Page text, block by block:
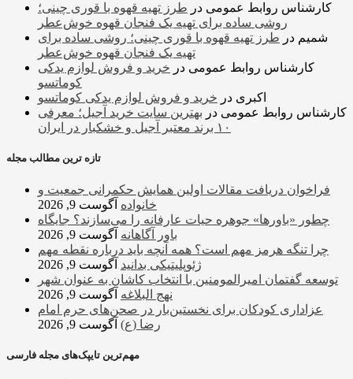
کارشناس روابط عمومی در طرز تهیه قهوه با قوری چینی؛
روشی ساده برای تهیه یک فنجان قهوه خوش‌عطر
شمیم در طرز تهیه قهوه با قوری چینی؛ روشی ساده برای
تهیه یک فنجان قهوه خوش‌عطر
کارشناس روابط عمومی در خرید و فروش لوازم یدکی
کوماتسو
اکبری در خرید و فروش لوازم یدکی کوماتسو
کارشناس روابط عمومی در بهترین سایت خرید آجیل؛ معرفی
۱۰ برند معتبر آجیل و خشکبار در ایران
تازه ترین مطالب مجله
فراخوان دریافت مقالات اولین همایش حکمرانی جمعیت و
خانواده آگوست 9, 2026
چطور «باورها» جوهره حیات عارفانه را می‌سازند؟ جایگاه
باور آگاهانه آگوست 9, 2026
چرا تنگه هرمز مهم است؟ همه آنچه باید درباره نقطه مهم
ژئوپلیتیکی بدانید آگوست 9, 2026
توسعه گفتمان امیرالمومنین با انتخاب کاشان به عنوان شهر
نهج البلاغه آگوست 9, 2026
عزاداری کودکان برای نخستین‌بار در صحن‌های حرم امام
رضا (ع) آگوست 9, 2026
مهم‌ترین تایپک‌های مجله فارسی